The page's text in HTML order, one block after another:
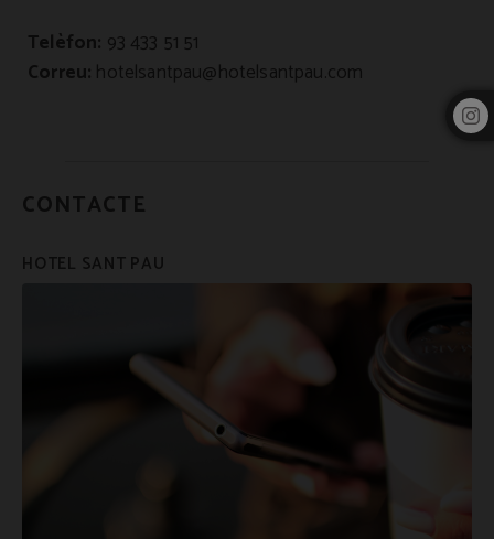
Telèfon: 93 433 51 51
Correu: hotelsantpau@hotelsantpau.com
CONTACTE